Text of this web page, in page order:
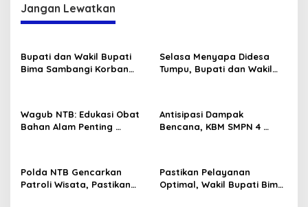
Jangan Lewatkan
Bupati dan Wakil Bupati
Bima Sambangi Korban
Selasa Menyapa Didesa
Tumpu, Bupati dan Wakil
Wagub NTB: Edukasi Obat
Bahan Alam Penting
Antisipasi Dampak
Bencana, KBM SMPN 4
Polda NTB Gencarkan
Patroli Wisata, Pastikan
Pastikan Pelayanan
Optimal, Wakil Bupati Bima